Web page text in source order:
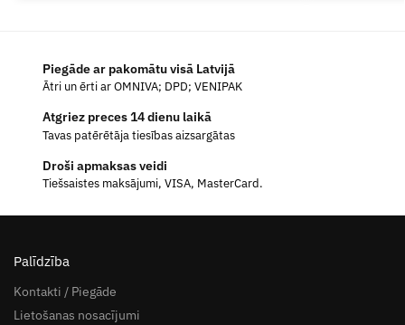
Piegāde ar pakomātu visā Latvijā
Ātri un ērti ar OMNIVA; DPD; VENIPAK
Atgriez preces 14 dienu laikā
Tavas patērētāja tiesības aizsargātas
Droši apmaksas veidi
Tiešsaistes maksājumi, VISA, MasterCard.
Palīdzība
Kontakti / Piegāde
Lietošanas nosacījumi